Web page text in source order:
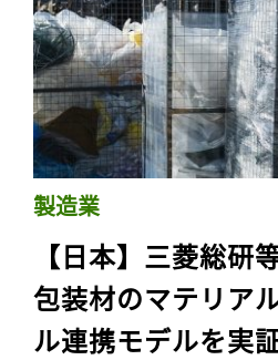
製造業
【日本】三菱総研
包装材のマテリア
ル連携モデルを実